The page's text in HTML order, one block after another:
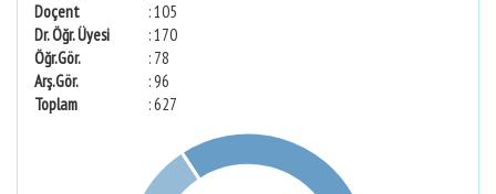
Doçent
: 105
Dr. Öğr. Üyesi
: 170
Öğr.Gör.
: 78
Arş.Gör.
: 96
Toplam
: 627